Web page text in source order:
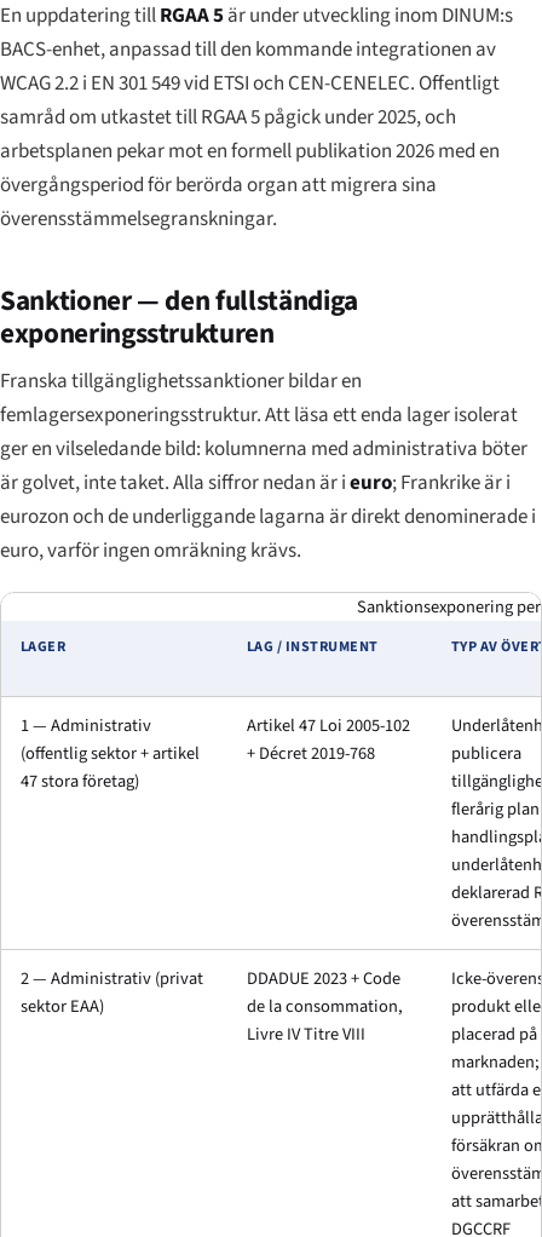
En uppdatering tillRGAA 5är under utveckling inom DINUM:s
BACS-enhet, anpassad till den kommande integrationen av
WCAG 2.2 i EN 301 549 vid ETSI och CEN-CENELEC. Offentligt
samråd om utkastet till RGAA 5 pågick under 2025, och
arbetsplanen pekar mot en formell publikation 2026 med en
övergångsperiod för berörda organ att migrera sina
överensstämmelsegranskningar.
Sanktioner — den fullständiga
exponeringsstrukturen
Franska tillgänglighetssanktioner bildar en
femlagersexponeringsstruktur. Att läsa ett enda lager isolerat
ger en vilseledande bild: kolumnerna med administrativa böter
är golvet, inte taket. Alla siffror nedan är ieuro; Frankrike är i
eurozon och de underliggande lagarna är direkt denominerade i
euro, varför ingen omräkning krävs.
Sanktionsexponering
LAGER LAG / INSTRUMENT TYP AV
1 — Administrativ
(offentlig sektor + artikel
47 stora företag)
Artikel 47 Loi 2005-102
+ Décret 2019-768
publicera
flerårig
deklarerad
2 — Administrativ (privat
sektor EAA)
DDADUE 2023 + Code
de la consommation,
Livre IV Titre VIII
Icke-
produkt
placerad
att utfärda
försäkran
att
DGCCRF